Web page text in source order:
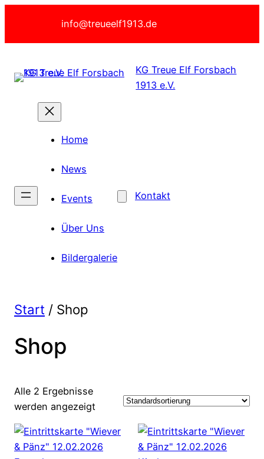
springen
info@treueelf1913.de
KG Treue Elf Forsbach
1913 e.V.
Home
News
Events
Über Uns
Bildergalerie
Kontakt
Start / Shop
Shop
Alle 2 Ergebnisse
werden angezeigt